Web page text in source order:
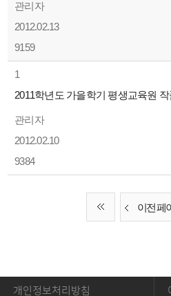
관리자
2012.02.13
9159
1
2011학년도 가을학기 평생교육원
관리자
2012.02.10
9384
이전 페
개인정보처리방침